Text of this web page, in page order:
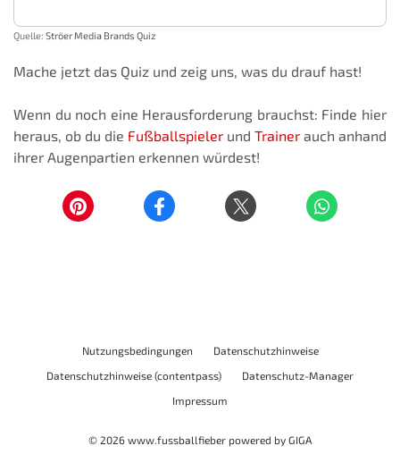
Quelle: Ströer Media Brands Quiz
Mache jetzt das Quiz und zeig uns, was du drauf hast!
Wenn du noch eine Herausforderung brauchst: Finde hier
heraus, ob du die Fußballspieler und Trainer auch anhand
ihrer Augenpartien erkennen würdest!
Nutzungsbedingungen
Datenschutzhinweise
Datenschutzhinweise (contentpass)
Datenschutz-Manager
Impressum
© 2026 www.fussballfieber powered by GIGA